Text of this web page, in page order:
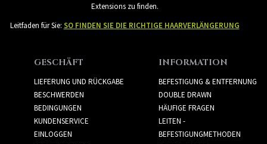
Extensions zu finden.
Leitfaden für Sie: SO FINDEN SIE DIE RICHTIGE HAARVERLÄNGERUNG
GESCHÄFT
LIEFERUNG UND RÜCKGABE
BESCHWERDEN
BEDINGUNGEN
KUNDENSERVICE
EINLOGGEN
INFORMATION
BEFESTIGUNG & ENTFERNUNG
DOUBLE DRAWN
HÄUFIGE FRAGEN
LEITEN -
BEFESTIGUNGMETHODEN